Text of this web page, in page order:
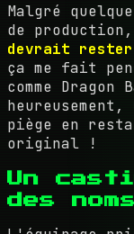
Malgré
de production,
devrait rester
ça me fait
comme
piège en
original !
Un
des